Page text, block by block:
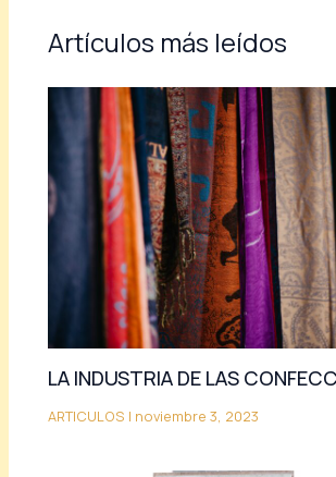
Artículos más leídos
LA INDUSTRIA DE LAS
ARTICULOS | noviembre 3, 2023